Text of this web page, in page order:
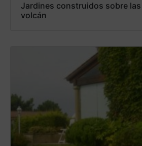
Jardines construidos sobre
volcán